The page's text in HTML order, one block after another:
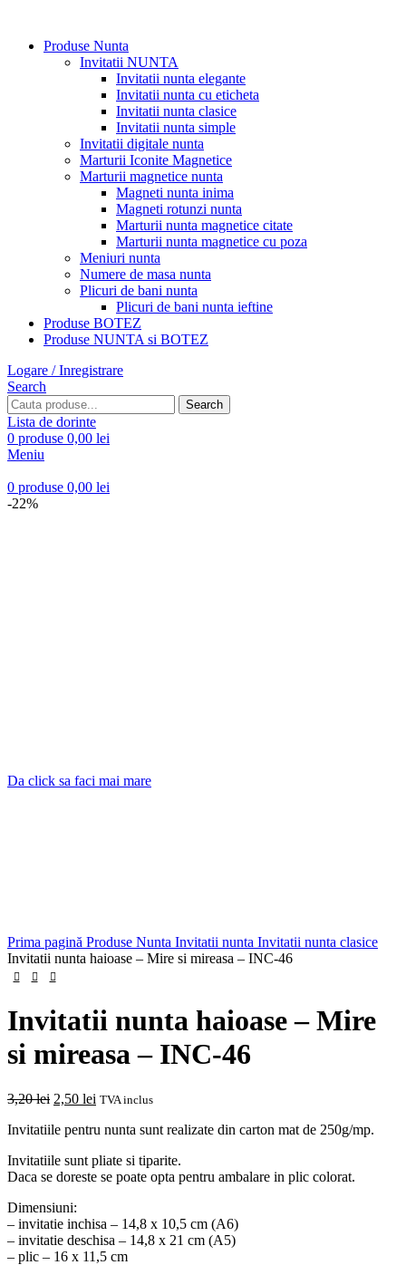
Produse Nunta
Invitatii NUNTA
Invitatii nunta elegante
Invitatii nunta cu eticheta
Invitatii nunta clasice
Invitatii nunta simple
Invitatii digitale nunta
Marturii Iconite Magnetice
Marturii magnetice nunta
Magneti nunta inima
Magneti rotunzi nunta
Marturii nunta magnetice citate
Marturii nunta magnetice cu poza
Meniuri nunta
Numere de masa nunta
Plicuri de bani nunta
Plicuri de bani nunta ieftine
Produse BOTEZ
Produse NUNTA si BOTEZ
Logare / Inregistrare
Search
Search
Lista de dorinte
0 produse 0,00 lei
Meniu
0 produse 0,00 lei
-22%
Da click sa faci mai mare
Prima pagină Produse Nunta Invitatii nunta Invitatii nunta clasice
Invitatii nunta haioase – Mire si mireasa – INC-46
Invitatii nunta haioase – Mire
si mireasa – INC-46
3,20lei Prețul
a
3,20 lei.
2,50 lei Prețul
este:
TVA inclus
Invitatiile pentru nunta sunt realizate din carton mat de 250g/mp.
Invitatiile sunt pliate si tiparite.
Daca se doreste se poate opta pentru ambalare in plic colorat.
Dimensiuni:
– invitatie inchisa – 14,8 x 10,5 cm (A6)
– invitatie deschisa – 14,8 x 21 cm (A5)
– plic – 16 x 11,5 cm